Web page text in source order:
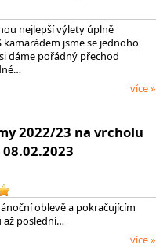
nejlepší výlety úplně
kamarádem jsme se jednoho
dáme pořádný přechod
více »
2022/23 na vrcholu
oblevě a pokračujícím
až poslední…
více »